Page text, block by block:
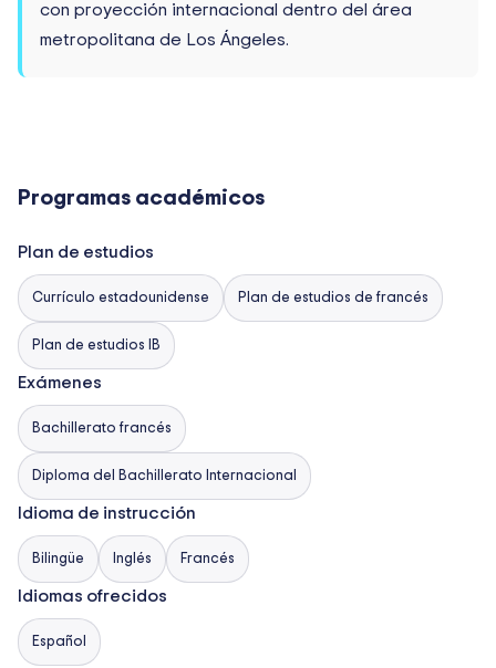
con proyección internacional dentro del área
metropolitana de Los Ángeles.
Programas académicos
Plan de estudios
Currículo estadounidense Plan de estudios de francés
Plan de estudios IB
Exámenes
Bachillerato francés
Diploma del Bachillerato Internacional
Idioma de instrucción
Bilingüe Inglés Francés
Idiomas ofrecidos
Español